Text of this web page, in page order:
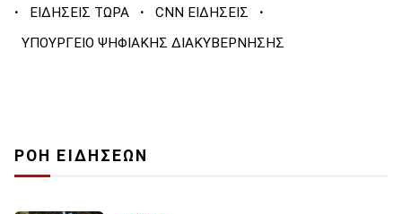
· ΕΙΔΗΣΕΙΣ ΤΩΡΑ · CNN ΕΙΔΗΣΕΙΣ ·
ΥΠΟΥΡΓΕΙΟ ΨΗΦΙΑΚΗΣ ΔΙΑΚΥΒΕΡΝΗΣΗΣ
ΡΟΗ ΕΙΔΗΣΕΩΝ